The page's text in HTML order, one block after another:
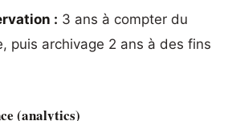
: 3 ans à compter du
puis archivage 2 ans à des fins
(analytics)